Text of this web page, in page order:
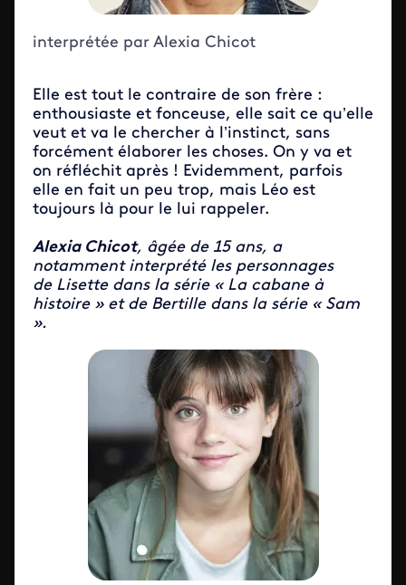
interprétée par Alexia Chicot
Elle est tout le contraire de son frère :
enthousiaste et fonceuse, elle sait ce qu’elle
veut et va le chercher à l’instinct, sans
forcément élaborer les choses. On y va et
on réfléchit après ! Evidemment, parfois
elle en fait un peu trop, mais Léo est
toujours là pour le lui rappeler.
Alexia Chicot, âgée de 15 ans, a
notamment interprété les personnages
de Lisette dans la série « La cabane à
histoire » et de Bertille dans la série « Sam
».